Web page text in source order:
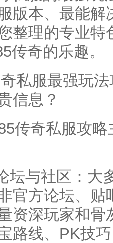
版本、最能解
整理的专业特
传奇的乐趣。
私服最强玩
信息？
传奇私服攻
坛与社区：大
官方论坛、
资深玩家和骨
路线、PK技